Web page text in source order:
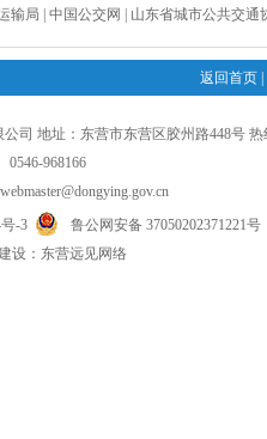
输局 中国公交网 山东省城市公共交通
返回首页
司 地址：东营市东营区胶州路448号
0546-968166
webmaster@dongying.gov.cn
-3
鲁公网安备 37050202371221号
设： 东营远见网络